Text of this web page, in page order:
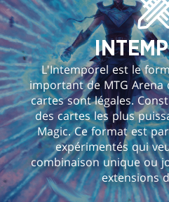
L'Intemporel est le
important de MTG Arena
cartes sont légales.
des cartes les plus
Magic. Ce format est
expérimentés qui
combinaison unique ou
extensions